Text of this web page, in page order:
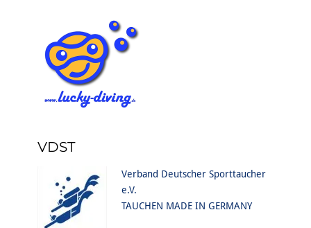
VDST
Verband Deutscher Sporttaucher
e.V.
TAUCHEN MADE IN GERMANY